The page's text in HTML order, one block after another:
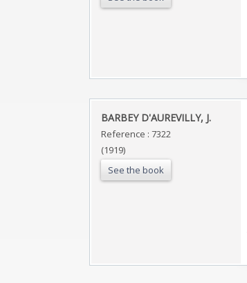
‎BARBEY D'AUREVILLY, J.‎
Reference : 7322
(1919)
See the book